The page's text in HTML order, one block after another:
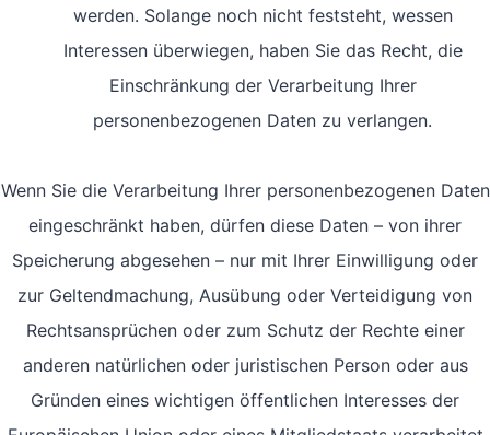
werden. Solange noch nicht feststeht, wessen
Interessen überwiegen, haben Sie das Recht, die
Einschränkung der Verarbeitung Ihrer
personenbezogenen Daten zu verlangen.
Wenn Sie die Verarbeitung Ihrer personenbezogenen Daten
eingeschränkt haben, dürfen diese Daten – von ihrer
Speicherung abgesehen – nur mit Ihrer Einwilligung oder
zur Geltendmachung, Ausübung oder Verteidigung von
Rechtsansprüchen oder zum Schutz der Rechte einer
anderen natürlichen oder juristischen Person oder aus
Gründen eines wichtigen öffentlichen Interesses der